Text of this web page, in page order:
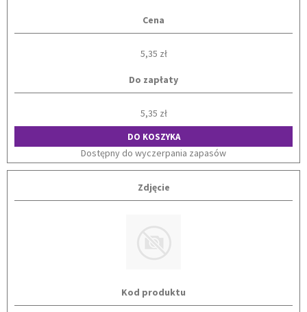
Cena
5,35 zł
Do zapłaty
5,35 zł
DO KOSZYKA
Dostępny do wyczerpania zapasów
Zdjęcie
Kod produktu